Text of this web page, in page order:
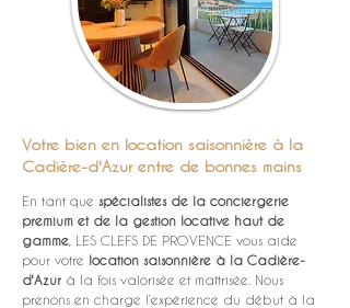
Votre bien en location saisonnière à la
Cadière-d'Azur entre de bonnes mains
En tant que spécialistes de la conciergerie
premium et de la gestion locative haut de
gamme , LES CLEFS DE PROVENCE vous aide
pour votre location saisonnière à la Cadière-
d'Azur à la fois valorisée et maîtrisée. Nous
prenons en charge l’expérience du début à la